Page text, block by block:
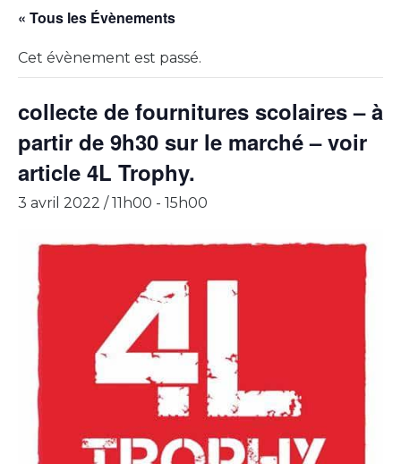
« Tous les Évènements
Cet évènement est passé.
collecte de fournitures scolaires – à
partir de 9h30 sur le marché – voir
article 4L Trophy.
3 avril 2022 / 11h00 - 15h00